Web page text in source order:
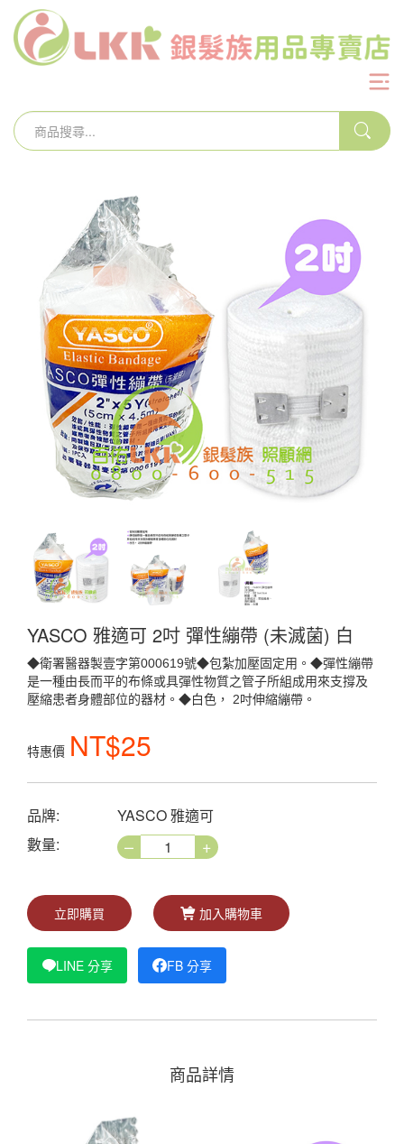
YASCO 雅適可 2吋 彈性繃帶 (未滅菌) 白
◆衛署醫器製壹字第000619號◆包紮加壓固定用。◆彈性繃帶
是一種由長而平的布條或具彈性物質之管子所組成用來支撐及
壓縮患者身體部位的器材。◆白色， 2吋伸縮繃帶。
特惠價 NT$25
品牌:
YASCO 雅適可
數量:
– +
立即購買 加入購物車
LINE 分享 FB 分享
商品詳情